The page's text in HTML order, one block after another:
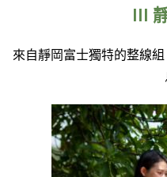
III
來自靜岡富士獨特的整線